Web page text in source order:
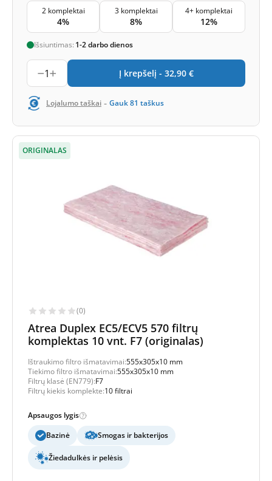
2 komplektai
4%
3 komplektai
8%
4+ komplektai
12%
Išsiuntimas: 1-2 darbo dienos
1 Į krepšelį - 32,90 €
Lojalumo taškai - Gauk81 taškus
ORIGINALAS
(0)
Atrea Duplex EC5/ECV5 570 filtrų
komplektas 10 vnt. F7 (originalas)
Ištraukimo filtro išmatavimai:555x305x10 mm
Tiekimo filtro išmatavimai:555x305x10 mm
Filtrų klasė (EN779):F7
Filtrų kiekis komplekte:10 filtrai
Apsaugos lygis
Bazinė
Smogas ir bakterijos
Žiedadulkės ir pelėsis